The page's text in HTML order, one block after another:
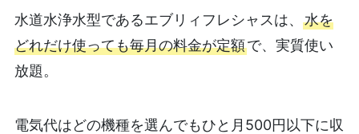
水道水浄水型であるエブリィフレシャスは、 水を
どれだけ使っても毎月の料金が定額で、実質使い
放題。
電気代はどの機種を選んでもひと月500円以下に収